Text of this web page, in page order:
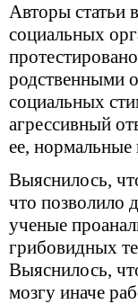
Авторы статьи
социальных
родственными
социальных
агрессивный
ее,
Выяснилось,
что позволило
ученые
грибовидных
Выяснилось,
мозгу иначе